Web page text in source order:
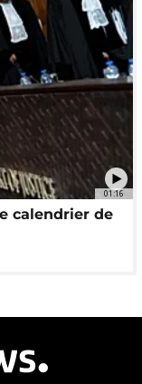
01:16
calendrier de